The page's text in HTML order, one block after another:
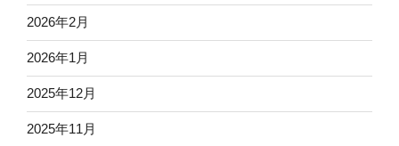
2026年2月
2026年1月
2025年12月
2025年11月